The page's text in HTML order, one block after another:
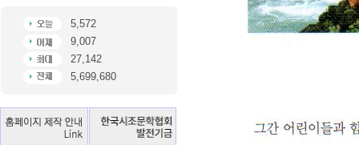
5,572
9,007
27,142
5,699,680